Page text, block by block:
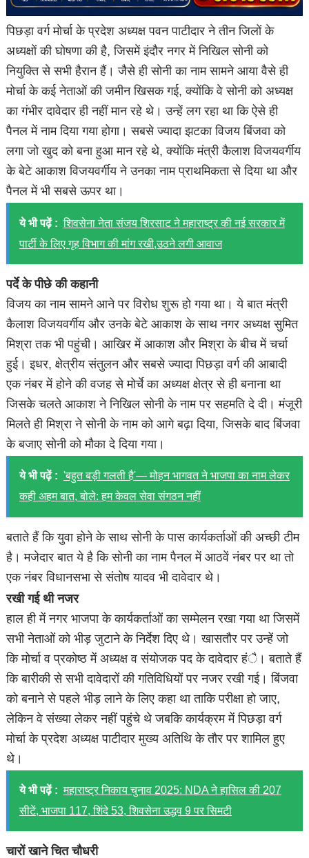
पिछड़ा वर्ग मोर्चा के प्रदेश अध्यक्ष पवन पाटीदार ने तीन जिलों के
अध्यक्षों की घोषणा की है, जिसमें इंदौर नगर में निखिल सोनी को
नियुक्ति से सभी हैरान हैं। जैसे ही सोनी का नाम सामने आया वैसे ही
मोर्चा के कई नेताओं की जमीन खिसक गई, क्योंकि वे सोनी को अध्यक्ष
का गंभीर दावेदार ही नहीं मान रहे थे। उन्हें लग रहा था कि ऐसे ही
पैनल में नाम दिया गया होगा। सबसे ज्यादा झटका विजय बिंजवा को
लगा जो खुद को बना हुआ मान रहे थे, क्योंकि मंत्री कैलाश विजयवर्गीय
के बेटे आकाश विजयवर्गीय ने उनका नाम प्राथमिकता से दिया था और
पैनल में भी सबसे ऊपर था।
ये भी पढ़ें : शिवसेना नेता संजय शिरसाट ने महाराष्ट्र की नई सरकार में
पार्टी के लिए गृह विभाग की मांग रखी,उठने लगी आवाज
पर्दे के पीछे की कहानी
विजय का नाम सामने आने पर विरोध शुरू हो गया था। ये बात मंत्री
कैलाश विजयवर्गीय और उनके बेटे आकाश के साथ नगर अध्यक्ष सुमित
मिश्रा तक भी पहुंची। आखिर में आकाश और मिश्रा के बीच में चर्चा
हुई। इधर, क्षेत्रीय संतुलन और सबसे ज्यादा पिछड़ा वर्ग की आबादी
एक नंबर में होने की वजह से मोर्चे का अध्यक्ष क्षेत्र से ही बनाना था
जिसके चलते आकाश ने निखिल सोनी के नाम पर सहमति दे दी। मंजूरी
मिलते ही मिश्रा ने सोनी के नाम को आगे बढ़ा दिया, जिसके बाद बिंजवा
के बजाए सोनी को मौका दे दिया गया।
ये भी पढ़ें : 'बहुत बड़ी गलती है'— मोहन भागवत ने भाजपा का नाम लेकर
कही अहम बात, बोले: हम केवल सेवा संगठन नहीं
बताते हैं कि युवा होने के साथ सोनी के पास कार्यकर्ताओं की अच्छी टीम
है। मजेदार बात ये है कि सोनी का नाम पैनल में आठवें नंबर पर था तो
एक नंबर विधानसभा से संतोष यादव भी दावेदार थे।
रखी गई थी नजर
हाल ही में नगर भाजपा के कार्यकर्ताओं का सम्मेलन रखा गया था जिसमें
सभी नेताओं को भीड़ जुटाने के निर्देश दिए थे। खासतौर पर उन्हें जो
कि मोर्चा व प्रकोष्ठ में अध्यक्ष व संयोजक पद के दावेदार हंै। बताते हैं
कि बारीकी से सभी दावेदारों की गतिविधियों पर नजर रखी गई। बिंजवा
को बनाने से पहले भीड़ लाने के लिए कहा था ताकि परीक्षा हो जाए,
लेकिन वे संख्या लेकर नहीं पहुंचे थे जबकि कार्यक्रम में पिछड़ा वर्ग
मोर्चा के प्रदेश अध्यक्ष पाटीदार मुख्य अतिथि के तौर पर शामिल हुए
थे।
ये भी पढ़ें : महाराष्ट्र निकाय चुनाव 2025: NDA ने हासिल की 207
सीटें, भाजपा 117, शिंदे 53, शिवसेना उद्धव 9 पर सिमटी
चारों खाने चित चौधरी